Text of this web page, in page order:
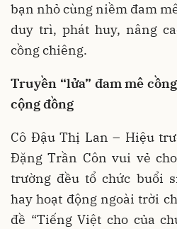
bạn nhỏ cùng niềm đam
duy trì, phát huy, nâng
cồng chiêng.
Truyền “lửa” đam mê
cộng đồng
Cô Đậu Thị Lan – Hiệu
Đặng Trần Côn vui vẻ
trường đều tổ chức buổi
hay hoạt động ngoài trời
đề “Tiếng Việt cho của